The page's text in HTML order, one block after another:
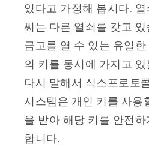
있다고 가정해 봅시다. 열
씨는 다른 열쇠를 갖고
금고를 열 수 있는 유일한
의 키를 동시에 가지고
다시 말해서 식스프로토
시스템은 개인 키를 사용
을 받아 해당 키를 안전
합니다.